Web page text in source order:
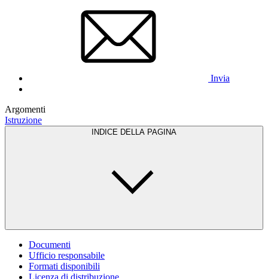
Invia
Argomenti
Istruzione
INDICE DELLA PAGINA
Documenti
Ufficio responsabile
Formati disponibili